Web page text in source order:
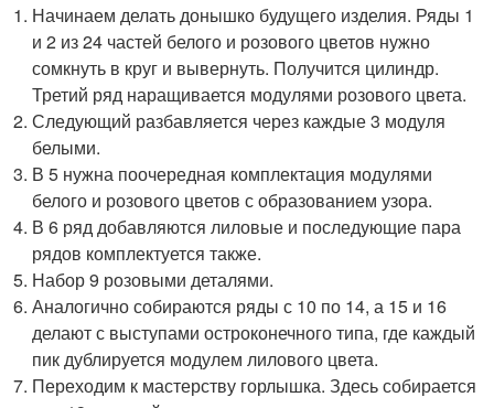
Начинаем делать донышко будущего изделия. Ряды 1
и 2 из 24 частей белого и розового цветов нужно
сомкнуть в круг и вывернуть. Получится цилиндр.
Третий ряд наращивается модулями розового цвета.
Следующий разбавляется через каждые 3 модуля
белыми.
В 5 нужна поочередная комплектация модулями
белого и розового цветов с образованием узора.
В 6 ряд добавляются лиловые и последующие пара
рядов комплектуется также.
Набор 9 розовыми деталями.
Аналогично собираются ряды с 10 по 14, а 15 и 16
делают с выступами остроконечного типа, где каждый
пик дублируется модулем лилового цвета.
Переходим к мастерству горлышка. Здесь собирается